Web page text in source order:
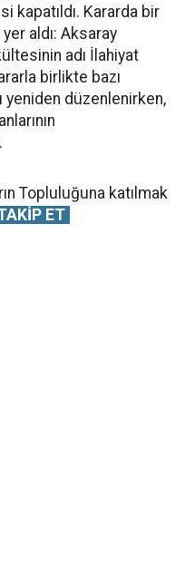
kapatıldı. Kararda bir
aldı: Aksaray
adı İlahiyat
birlikte bazı
düzenlenirken,
Topluluğuna katılmak
ET